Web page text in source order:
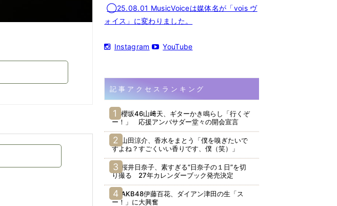
◯25.08.01 MusicVoiceは媒体名が「vois ヴ
ォイス」に変わりました。
Instagram YouTube
記事アクセスランキング
櫻坂46山﨑天、ギターかき鳴らし「行くぞ
ー！」 応援アンバサダー堂々の開会宣言
山田涼介、香水をまとう「僕を嗅ぎたいで
すよね？すごくいい香りです、僕（笑）」
桜井日奈子、素すぎる“日奈子の１日”を切
り撮る 27年カレンダーブック発売決定
AKB48伊藤百花、ダイアン津田の生「ス
ー！」に大興奮